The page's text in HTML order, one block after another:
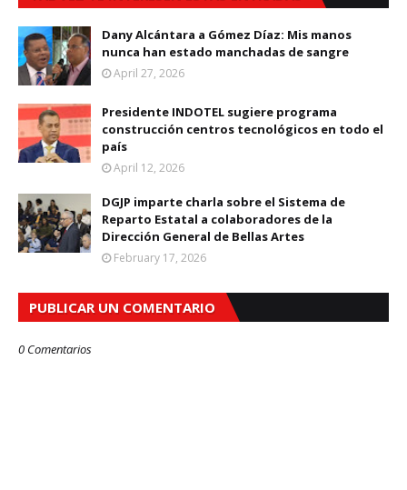
Dany Alcántara a Gómez Díaz: Mis manos
nunca han estado manchadas de sangre
April 27, 2026
Presidente INDOTEL sugiere programa
construcción centros tecnológicos en todo el
país
April 12, 2026
DGJP imparte charla sobre el Sistema de
Reparto Estatal a colaboradores de la
Dirección General de Bellas Artes
February 17, 2026
PUBLICAR UN COMENTARIO
0 Comentarios